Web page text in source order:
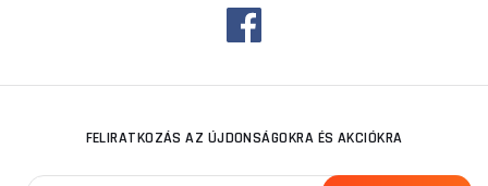
FELIRATKOZÁS AZ ÚJDONSÁGOKRA ÉS AKCIÓKRA